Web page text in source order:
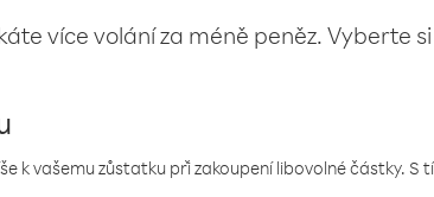
více volání za méně peněz. Vyberte
k vašemu zůstatku při zakoupení libovolné částky.